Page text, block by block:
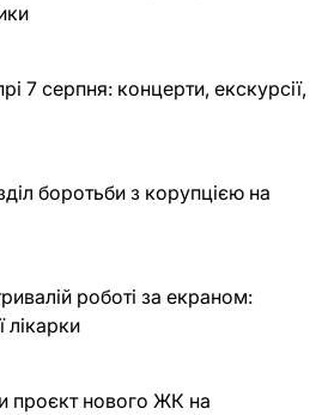
7 серпня: концерти, екскурсії,
боротьби з корупцією на
роботі за екраном:
лікарки
проєкт нового ЖК на